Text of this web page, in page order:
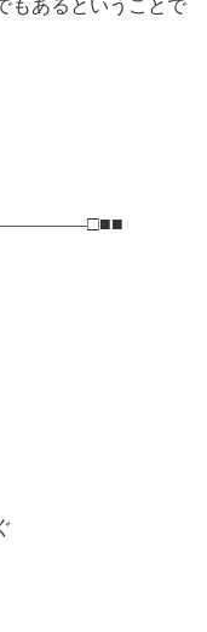
もあるということで